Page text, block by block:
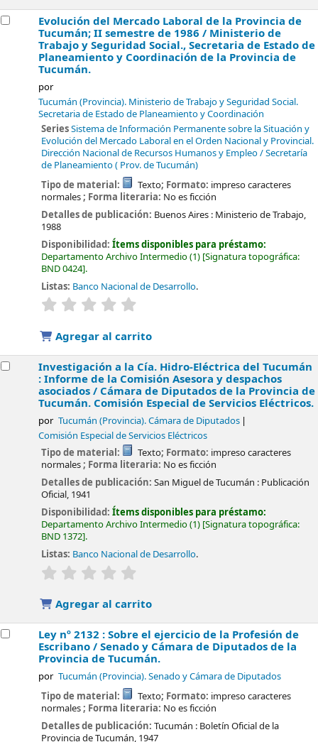
Evolución del Mercado Laboral de la Provincia de
Tucumán; II semestre de 1986 / Ministerio de
Trabajo y Seguridad Social., Secretaria de Estado de
Planeamiento y Coordinación de la Provincia de
Tucumán.
por
Tucumán (Provincia). Ministerio de Trabajo y Seguridad Social.
Secretaria de Estado de Planeamiento y Coordinación
SeriesSistema de Información Permanente sobre la Situación y
Evolución del Mercado Laboral en el Orden Nacional y Provincial.
Dirección Nacional de Recursos Humanos y Empleo / Secretaría
de Planeamiento ( Prov. de Tucumán)
Tipo de material:
Texto; Formato: impreso caracteres
normales; Forma literaria: No es ficción
Detalles de publicación: Buenos Aires : Ministerio de Trabajo,
1988
Disponibilidad:Ítems disponibles para préstamo:
Departamento Archivo Intermedio(1) Signatura topográfica:
BND 0424 .
Listas: Banco Nacional de Desarrollo.
valoración
Agregar al carrito
Investigación a la Cía. Hidro-Eléctrica del Tucumán
: Informe de la Comisión Asesora y despachos
asociados / Cámara de Diputados de la Provincia de
Tucumán. Comisión Especial de Servicios Eléctricos.
por Tucumán (Provincia). Cámara de Diputados
Comisión Especial de Servicios Eléctricos
Tipo de material: Texto; Formato: impreso caracteres
normales; Forma literaria: No es ficción
Detalles de publicación:San Miguel de Tucumán : Publicación
Oficial, 1941
Disponibilidad:Ítems disponibles para préstamo:
Departamento Archivo Intermedio(1) Signatura topográfica:
BND 1372 .
Listas: Banco Nacional de Desarrollo.
valoración
Agregar al carrito
Ley nº 2132 : Sobre el ejercicio de la Profesión de
Escribano /Senado y Cámara de Diputados de la
Provincia de Tucumán.
por Tucumán (Provincia). Senado y Cámara de Diputados
Tipo de material: Texto; Formato: impreso caracteres
normales; Forma literaria: No es ficción
Detalles de publicación:Tucumán : Boletín Oficial de la
Provincia de Tucumán, 1947